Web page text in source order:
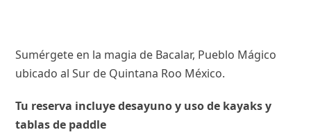
Sumérgete en la magia de Bacalar, Pueblo Mágico
ubicado al Sur de Quintana Roo México.
Tu reserva incluye desayuno y uso de kayaks y
tablas de paddle